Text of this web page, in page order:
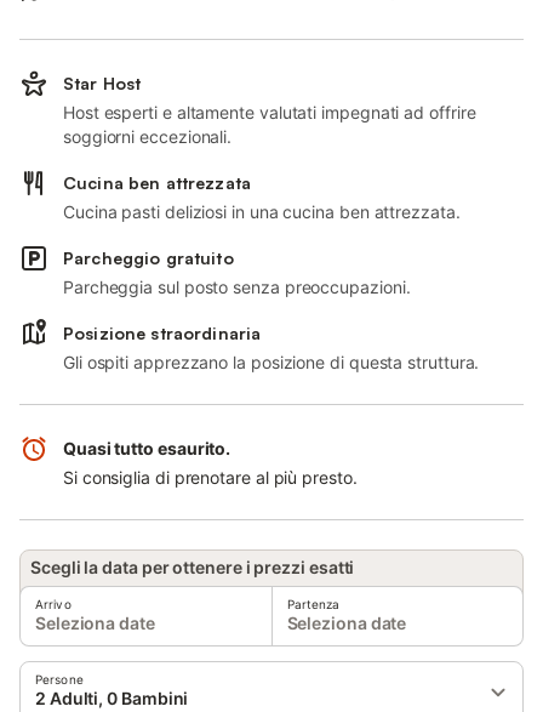
Star Host
Host esperti e altamente valutati impegnati ad offrire
soggiorni eccezionali.
Cucina ben attrezzata
Cucina pasti deliziosi in una cucina ben attrezzata.
Parcheggio gratuito
Parcheggia sul posto senza preoccupazioni.
Posizione straordinaria
Gli ospiti apprezzano la posizione di questa struttura.
Quasi tutto esaurito.
Si consiglia di prenotare al più presto.
Scegli la data per ottenere i prezzi esatti
Arrivo
Seleziona date
Partenza
Seleziona date
Persone
2 Adulti, 0 Bambini